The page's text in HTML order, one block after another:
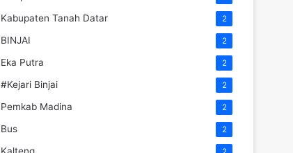
Kabupaten Tanah Datar 2
BINJAI 2
Eka Putra 2
#Kejari Binjai 2
Pemkab Madina 2
Bus 2